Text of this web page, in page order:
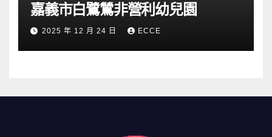
嘉義市白鷺鷥非營利幼兒園
2025 年 12 月 24 日 ECCE